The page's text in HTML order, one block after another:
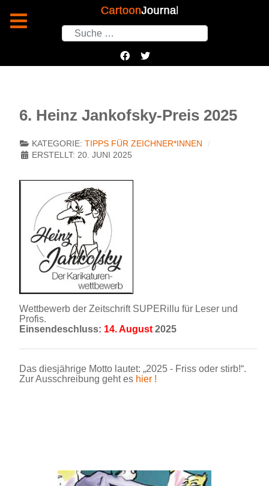
Suchen
6. Heinz Jankofsky-Preis 2025
KATEGORIE: TIPPS FÜR ZEICHNER*INNEN
ERSTELLT: 20. JUNI 2025
Wettbewerb der Zeitschrift SUPERillu für Leser und
Profis.
Einsendeschluss: 14. August 2025
Das diesjährige Motto lautet: „2025 - Friss oder stirb!“.
Zur Ausschreibung geht es hier !